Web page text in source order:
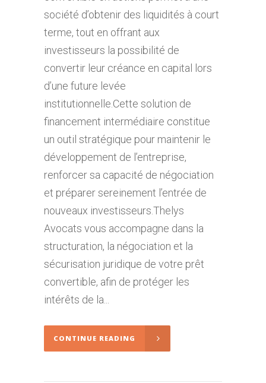
société d’obtenir des liquidités à court
terme, tout en offrant aux
investisseurs la possibilité de
convertir leur créance en capital lors
d’une future levée
institutionnelle.Cette solution de
financement intermédiaire constitue
un outil stratégique pour maintenir le
développement de l’entreprise,
renforcer sa capacité de négociation
et préparer sereinement l’entrée de
nouveaux investisseurs.Thelys
Avocats vous accompagne dans la
structuration, la négociation et la
sécurisation juridique de votre prêt
convertible, afin de protéger les
intérêts de la...
CONTINUE READING